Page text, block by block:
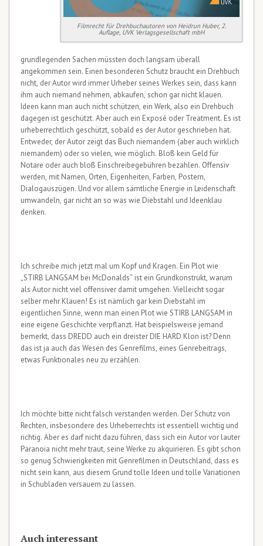
Filmrecht für Drehbuchautoren von Heidrun Huber, 2.
Auflage, UVK Verlagsgesellschaft mbH
grundlegenden Sachen müssten doch langsam überall
angekommen sein. Einen besonderen Schutz braucht ein Drehbuch
nicht, der Autor wird immer Urheber seines Werkes sein, dass kann
ihm auch niemand nehmen, abkaufen, schon gar nicht klauen.
Ideen kann man auch nicht schützen, ein Werk, also ein Drehbuch
dagegen ist geschützt. Aber auch ein Exposé oder Treatment. Es ist
urheberrechtlich geschützt, sobald es der Autor geschrieben hat.
Entweder, der Autor zeigt das Buch niemandem (aber auch wirklich
niemandem) oder so vielen, wie möglich. Bloß kein Geld für
Notare oder auch bloß Einschreibegebühren bezahlen. Offensiv
werden, mit Namen, Orten, Eigenheiten, Farben, Postern,
Dialogauszügen. Und vor allem sämtliche Energie in Leidenschaft
umwandeln, gar nicht an so was wie Diebstahl und Ideenklau
denken.
Ich schreibe mich jetzt mal um Kopf und Kragen. Ein Plot wie
„STIRB LANGSAM bei McDonalds“ ist ein Grundkonstrukt, warum
als Autor nicht viel offensiver damit umgehen. Vielleicht sogar
selber mehr Klauen! Es ist nämlich gar kein Diebstahl im
eigentlichen Sinne, wenn man einen Plot wie STIRB LANGSAM in
eine eigene Geschichte verpflanzt. Hat beispielsweise jemand
bemerkt, dass DREDD auch ein dreister DIE HARD Klon ist? Denn
das ist ja auch das Wesen des Genrefilms, eines Genrebeitrags,
etwas Funktionales neu zu erzählen.
Ich möchte bitte nicht falsch verstanden werden. Der Schutz von
Rechten, insbesondere des Urheberrechts ist essentiell wichtig und
richtig. Aber es darf nicht dazu führen, dass sich ein Autor vor lauter
Paranoia nicht mehr traut, seine Werke zu akquirieren. Es gibt schon
so genug Schwierigkeiten mit Genrefilmen in Deutschland, dass es
nicht sein kann, aus diesem Grund tolle Ideen und tolle Variationen
in Schubladen versauern zu lassen.
Auch interessant